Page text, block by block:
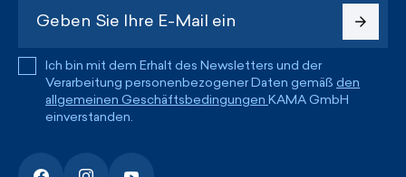
Ich bin mit dem Erhalt des Newsletters und der
Verarbeitung personenbezogener Daten gemäß den
allgemeinen Geschäftsbedingungen KAMA GmbH
einverstanden.